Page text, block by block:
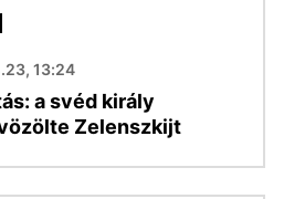
13:24
a svéd király
Zelenszkijt